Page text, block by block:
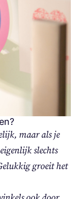
maar als je
slechts
groeit het